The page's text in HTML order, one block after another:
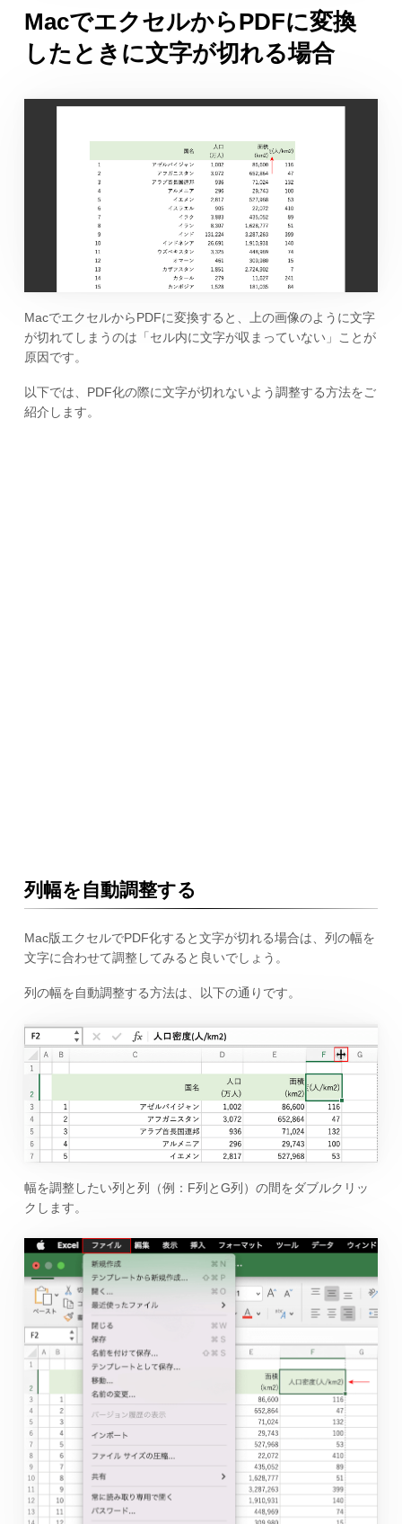
MacでエクセルからPDFに変換
したときに文字が切れる場合
MacでエクセルからPDFに変換すると、上の画像のように文字
が切れてしまうのは「セル内に文字が収まっていない」ことが
原因です。
以下では、PDF化の際に文字が切れないよう調整する方法をご
紹介します。
列幅を自動調整する
Mac版エクセルでPDF化すると文字が切れる場合は、列の幅を
文字に合わせて調整してみると良いでしょう。
列の幅を自動調整する方法は、以下の通りです。
幅を調整したい列と列（例：F列とG列）の間をダブルクリッ
クします。